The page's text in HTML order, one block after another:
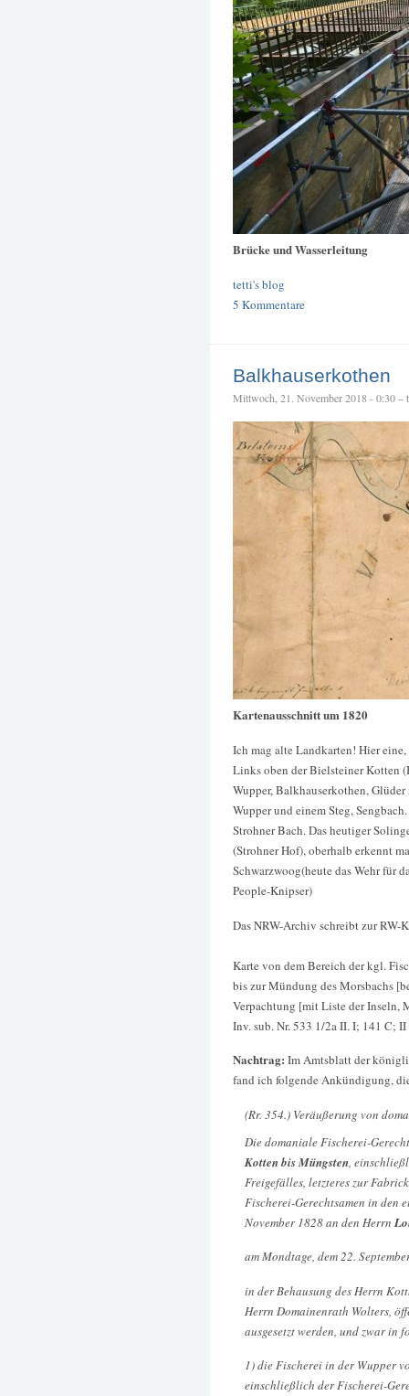
Brücke und Wasserleitung
tetti's blog
5 Kommentare
Balkhauserkothen
Mittwoch, 21. November 2018 - 0:30 –
Kartenausschnitt um 1820
Ich mag alte Landkarten! Hier
Links oben der Bielsteiner Kotten
Wupper, Balkhauserkothen,
Wupper und einem Steg,
Strohner Bach. Das heutiger
(Strohner Hof), oberhalb erkennt
Schwarzwoog(heute das Wehr für
People-Knipser)
Das NRW-Archiv schreibt zur RW-
Karte von dem Bereich der kgl.
bis zur Mündung des Morsbachs
Verpachtung [mit Liste der Inseln,
Inv. sub. Nr. 533 1/2a II. I; 141 C;
Nachtrag: Im Amtsblatt der
fand ich folgende Ankündigung,
(Rr. 354.) Veräußerung von
Die domaniale Fischerei-
Kotten bis Müngsten,
Freigefälles, letzteres zur
Fischerei-Gerechtsamen in den
November 1828 an den Herrn
am Mondtage, dem 22.
in der Behausung des Herrn
Herrn Domainenrath Wolters,
ausgesetzt werden, und zwar in
1) die Fischerei in der Wupper
einschließlich der Fischerei-